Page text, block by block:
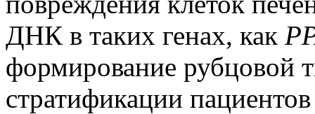
ДНК в таких генах, как
формирование рубцовой
стратификации